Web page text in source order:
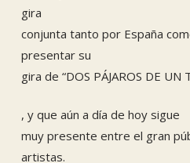
gira
conjunta tanto por España
presentar su
gira de “DOS PÁJAROS DE UN
, y que aún a día de hoy sigue
muy presente entre el gran
artistas.